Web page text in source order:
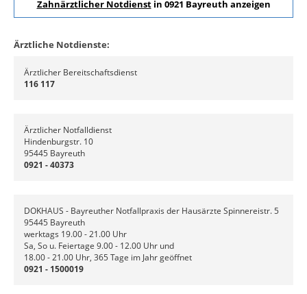
Zahnärztlicher Notdienstin 0921 Bayreuth anzeigen
Ärztliche Notdienste:
Ärztlicher Bereitschaftsdienst
116 117
Ärztlicher Notfalldienst
Hindenburgstr. 10
95445 Bayreuth
0921 - 40373
DOKHAUS - Bayreuther Notfallpraxis der Hausärzte Spinnereistr. 5
95445 Bayreuth
werktags 19.00 - 21.00 Uhr
Sa, So u. Feiertage 9.00 - 12.00 Uhr und
18.00 - 21.00 Uhr, 365 Tage im Jahr geöffnet
0921 - 1500019